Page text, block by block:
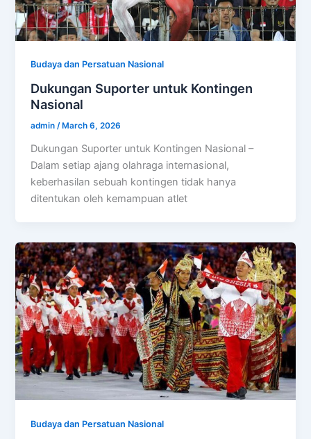
Budaya dan Persatuan Nasional
Dukungan Suporter untuk Kontingen
Nasional
admin/ March 6, 2026
Dukungan Suporter untuk Kontingen Nasional –
Dalam setiap ajang olahraga internasional,
keberhasilan sebuah kontingen tidak hanya
ditentukan oleh kemampuan atlet
Budaya dan Persatuan Nasional